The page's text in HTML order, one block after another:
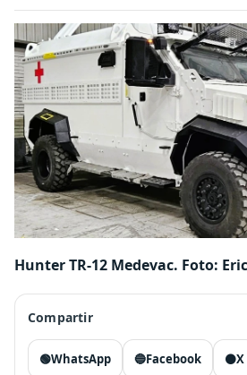
Hunter TR-12 Medevac. Foto:
Compartir
🟢WhatsApp 🔵Facebook ⚫X